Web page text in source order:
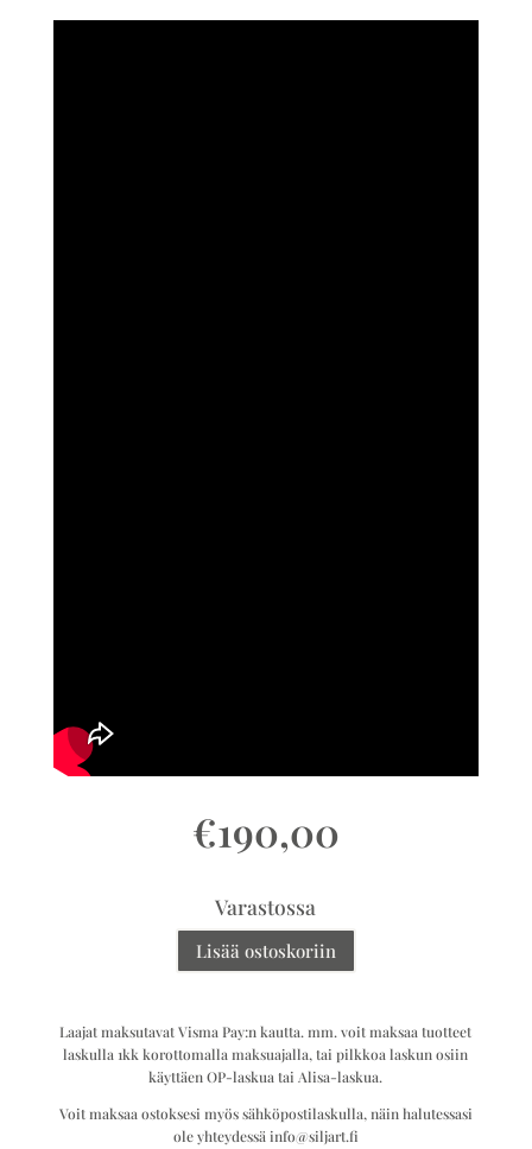
€190,00
Varastossa
Lisää ostoskoriin
Laajat maksutavat Visma Pay:n kautta. mm. voit maksaa tuotteet
laskulla 1kk korottomalla maksuajalla, tai pilkkoa laskun osiin
käyttäen OP-laskua tai Alisa-laskua.
Voit maksaa ostoksesi myös sähköpostilaskulla, näin halutessasi
ole yhteydessä info@siljart.fi